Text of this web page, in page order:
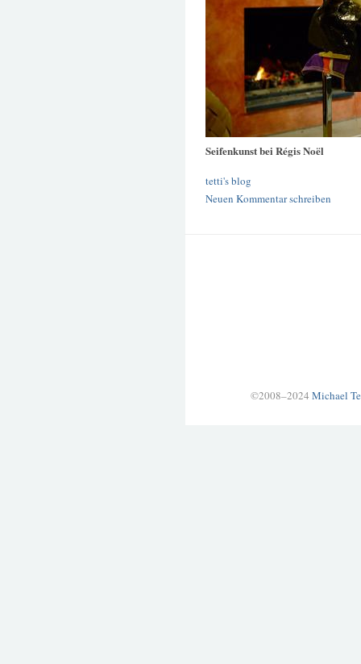
Seifenkunst bei Régis Noël
tetti's blog
Neuen Kommentar schreiben
©2008–2024 Michael